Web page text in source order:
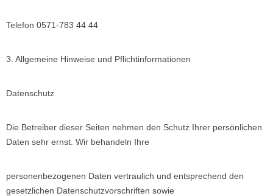
Telefon 0571-783 44 44
3. Allgemeine Hinweise und Pflichtinformationen
Datenschutz
Die Betreiber dieser Seiten nehmen den Schutz Ihrer persönlichen
Daten sehr ernst. Wir behandeln Ihre
personenbezogenen Daten vertraulich und entsprechend den
gesetzlichen Datenschutzvorschriften sowie